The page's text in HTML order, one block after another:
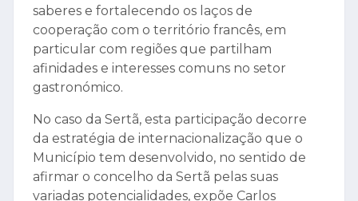
saberes e fortalecendo os laços de
cooperação com o território francês, em
particular com regiões que partilham
afinidades e interesses comuns no setor
gastronómico.
No caso da Sertã, esta participação decorre
da estratégia de internacionalização que o
Município tem desenvolvido, no sentido de
afirmar o concelho da Sertã pelas suas
variadas potencialidades, expõe Carlos